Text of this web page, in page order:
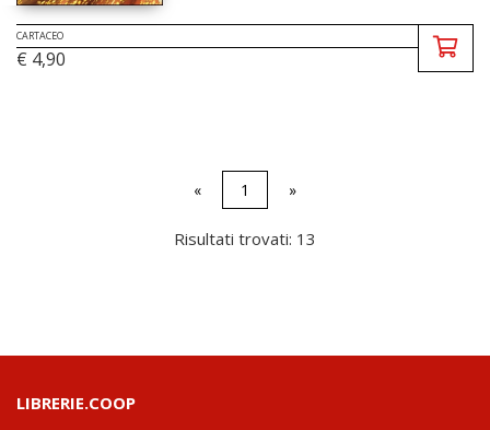
CARTACEO
€ 4,90
« 1 »
Risultati trovati: 13
LIBRERIE.COOP